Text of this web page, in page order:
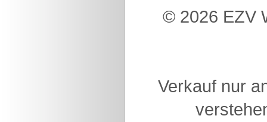
© 2026 EZV
Verkauf nur